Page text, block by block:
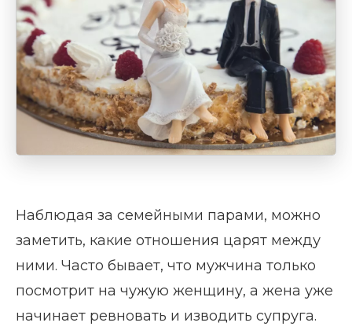
Наблюдая за семейными парами, можно
заметить, какие отношения царят между
ними. Часто бывает, что мужчина только
посмотрит на чужую женщину, а жена уже
начинает ревновать и изводить супруга.